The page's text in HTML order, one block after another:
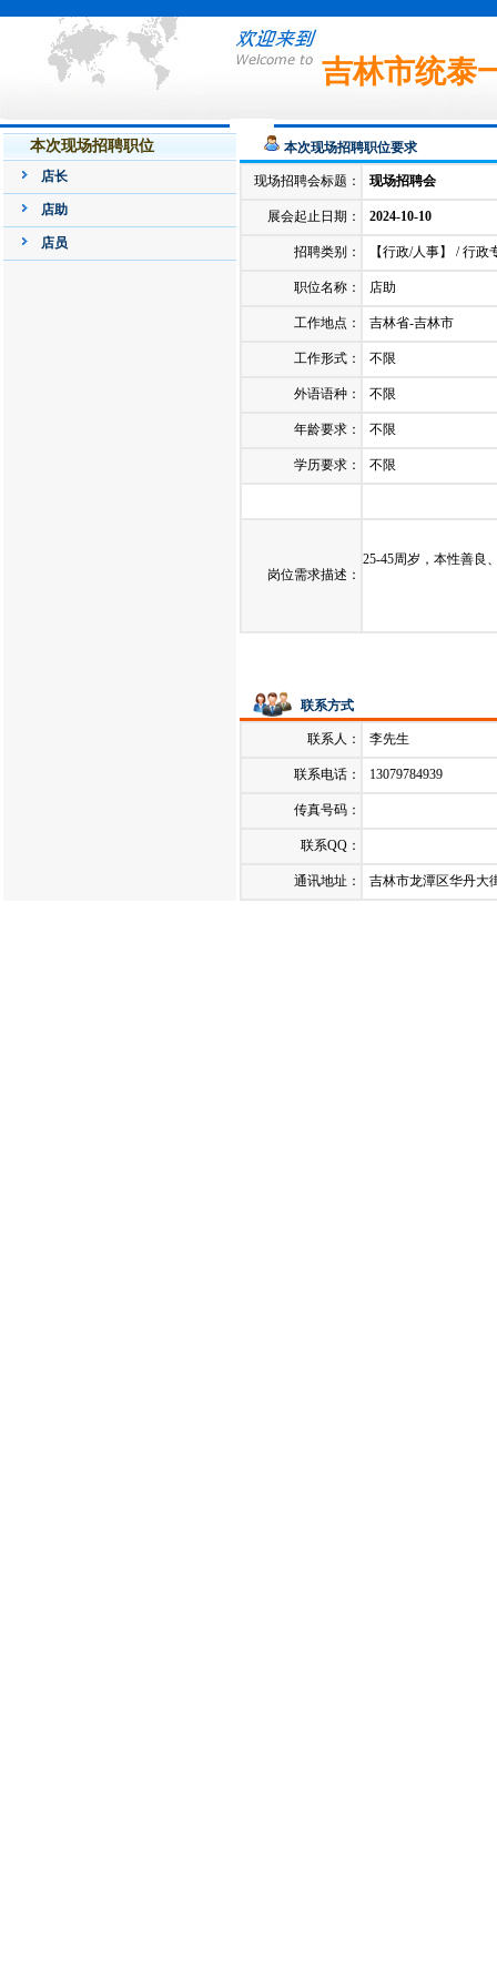
吉林市统泰
本次现场招聘职位
店长
店助
店员
本次现场招聘职位要求
现场招聘会标题： 现场招聘会
展会起止日期： 2024-10-10
招聘类别： 【行政/人事】 / 行政
职位名称： 店助
工作地点： 吉林省-吉林市
工作形式： 不限
外语语种： 不限
年龄要求： 不限
学历要求： 不限
岗位需求描述：
25-45周岁，本性善良
联系方式
联系人： 李先生
联系电话： 13079784939
传真号码：
联系QQ：
通讯地址： 吉林市龙潭区华丹大